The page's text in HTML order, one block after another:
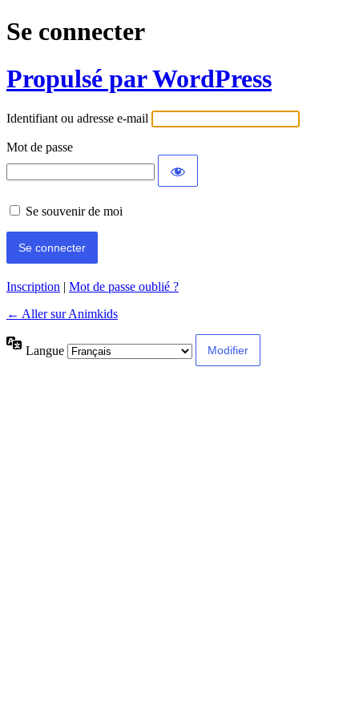
Se connecter
Propulsé par WordPress
Identifiant ou adresse e-mail
Mot de passe
Se souvenir de moi
Inscription | Mot de passe oublié ?
← Aller sur Animkids
Langue